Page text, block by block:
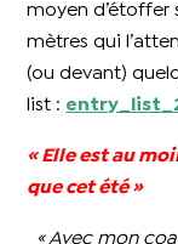
moyen d’étoffer
mètres qui
(ou devant)
list :
« Elle est au
que cet été »
« Avec mon